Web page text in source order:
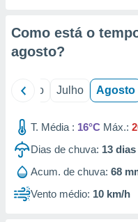
através
estudos
de
Como está o
agosto?
Junho Julho Agosto
T. Média : 16°C Máx.:
Dias de chuva: 13 dias
Acum. de chuva: 68
Vento médio: 10 km/h